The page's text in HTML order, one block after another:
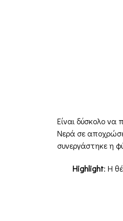
Είναι δύσκολο να
Νερά σε
συνεργάστηκε η
Highlight: Η